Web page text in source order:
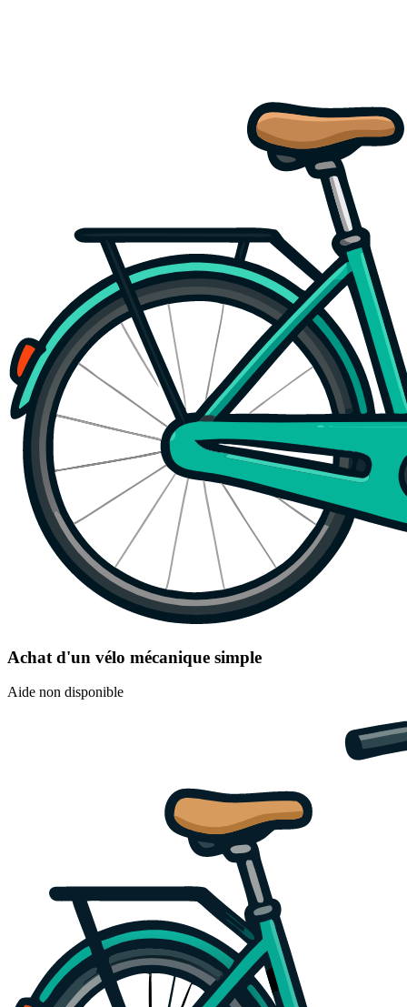
Achat d'un vélo mécanique simple
Aide non disponible